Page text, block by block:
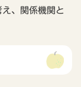
、関係機関と